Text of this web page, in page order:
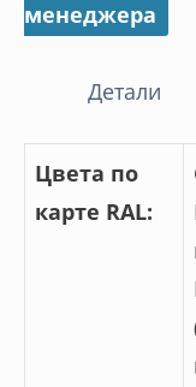
менеджера
Детали
Цвета по
карте RAL: